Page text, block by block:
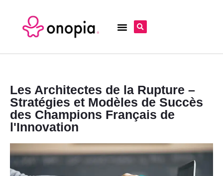
Les Architectes de la Rupture –
Stratégies et Modèles de Succès
des Champions Français de
l'Innovation